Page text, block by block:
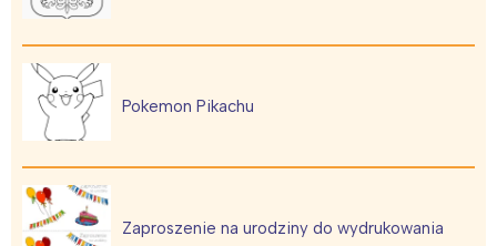
Pokemon Pikachu
Zaproszenie na urodziny do wydrukowania